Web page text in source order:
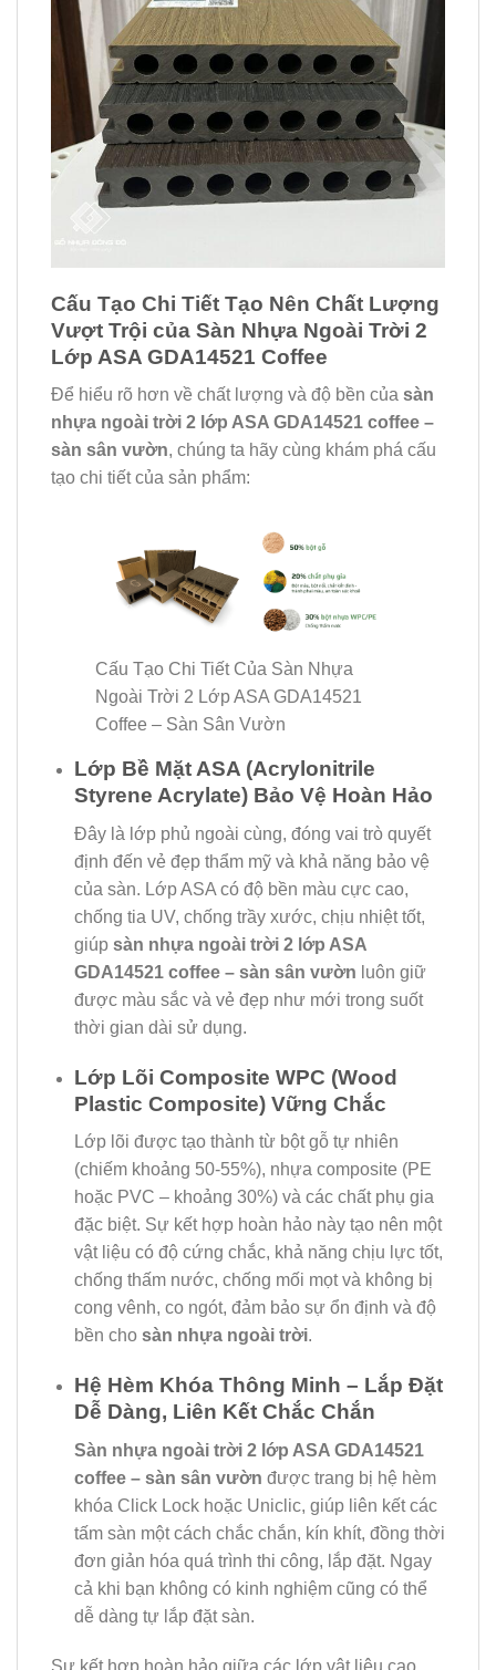
Cấu Tạo Chi Tiết Tạo Nên Chất Lượng
Vượt Trội của Sàn Nhựa Ngoài Trời 2
Lớp ASA GDA14521 Coffee
Để hiểu rõ hơn về chất lượng và độ bền của sàn
nhựa ngoài trời 2 lớp ASA GDA14521 coffee –
sàn sân vườn, chúng ta hãy cùng khám phá cấu
tạo chi tiết của sản phẩm:
Cấu Tạo Chi Tiết Của Sàn Nhựa
Ngoài Trời 2 Lớp ASA GDA14521
Coffee – Sàn Sân Vườn
Lớp Bề Mặt ASA (Acrylonitrile
Styrene Acrylate) Bảo Vệ Hoàn Hảo
Đây là lớp phủ ngoài cùng, đóng vai trò quyết
định đến vẻ đẹp thẩm mỹ và khả năng bảo vệ
của sàn. Lớp ASA có độ bền màu cực cao,
chống tia UV, chống trầy xước, chịu nhiệt tốt,
giúp sàn nhựa ngoài trời 2 lớp ASA
GDA14521 coffee – sàn sân vườn luôn giữ
được màu sắc và vẻ đẹp như mới trong suốt
thời gian dài sử dụng.
Lớp Lõi Composite WPC (Wood
Plastic Composite) Vững Chắc
Lớp lõi được tạo thành từ bột gỗ tự nhiên
(chiếm khoảng 50-55%), nhựa composite (PE
hoặc PVC – khoảng 30%) và các chất phụ gia
đặc biệt. Sự kết hợp hoàn hảo này tạo nên một
vật liệu có độ cứng chắc, khả năng chịu lực tốt,
chống thấm nước, chống mối mọt và không bị
cong vênh, co ngót, đảm bảo sự ổn định và độ
bền cho sàn nhựa ngoài trời.
Hệ Hèm Khóa Thông Minh – Lắp Đặt
Dễ Dàng, Liên Kết Chắc Chắn
Sàn nhựa ngoài trời 2 lớp ASA GDA14521
coffee – sàn sân vườn được trang bị hệ hèm
khóa Click Lock hoặc Uniclic, giúp liên kết các
tấm sàn một cách chắc chắn, kín khít, đồng thời
đơn giản hóa quá trình thi công, lắp đặt. Ngay
cả khi bạn không có kinh nghiệm cũng có thể
dễ dàng tự lắp đặt sàn.